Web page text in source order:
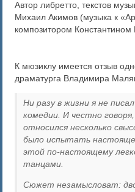
Автор либретто, текстов
Михаил Акимов (музыка к
композитором Константином
К мюзиклу имеется отзыв
драматурга Владимира
Ни разу в жизни я не
комедии. И честно
относился несколько
было испытать
этой по-настоящему
танцами.
Сюжет незамысловат: